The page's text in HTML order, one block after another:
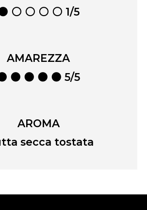
⚪ ⚪ ⚪ ⚪ 1/5
AMAREZZA
⚫ ⚫ ⚫ ⚫ 5/5
AROMA
secca tostata